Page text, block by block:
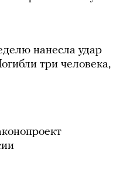
нанесла удар
три человека,